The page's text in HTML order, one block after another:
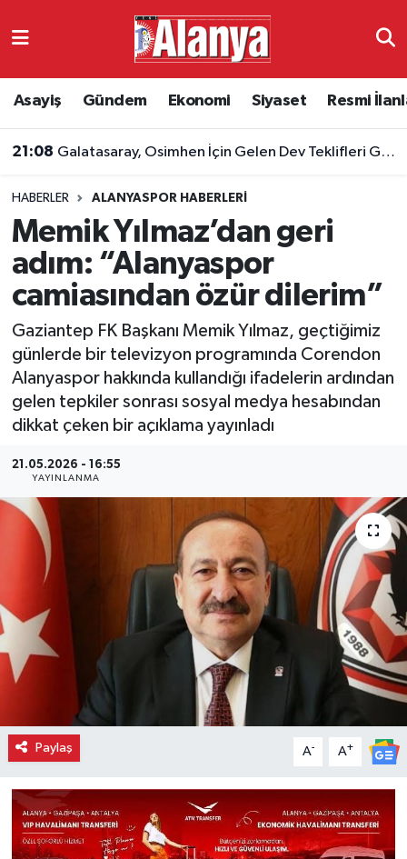
Asayiş Gündem Ekonomi Siyaset Resmi
21:08 Galatasaray, Osimhen İçin Gelen Dev Teklifleri Geri Çevirdi
HABERLER ALANYASPOR HABERLERI
Memik Yılmaz’dan geri
adım: “Alanyaspor
camiasından özür dilerim”
Gaziantep FK Başkanı Memik Yılmaz, geçtiğimiz
günlerde bir televizyon programında Corendon
Alanyaspor hakkında kullandığı ifadelerin ardından
gelen tepkiler sonrası sosyal medya hesabından
dikkat çeken bir açıklama yayınladı
21.05.2026 - 16:55
YAYINLANMA
Paylaş A- A+
Ekonomi
Resmi İlanlar
Alanyaspor
Turizm
E-Gazete
Antalya Namaz Vakitleri
Süper Lig Puan Durumu ve Fikstür
Tüm Manşetler
Son Dakika Haberleri
Haber Arşivi